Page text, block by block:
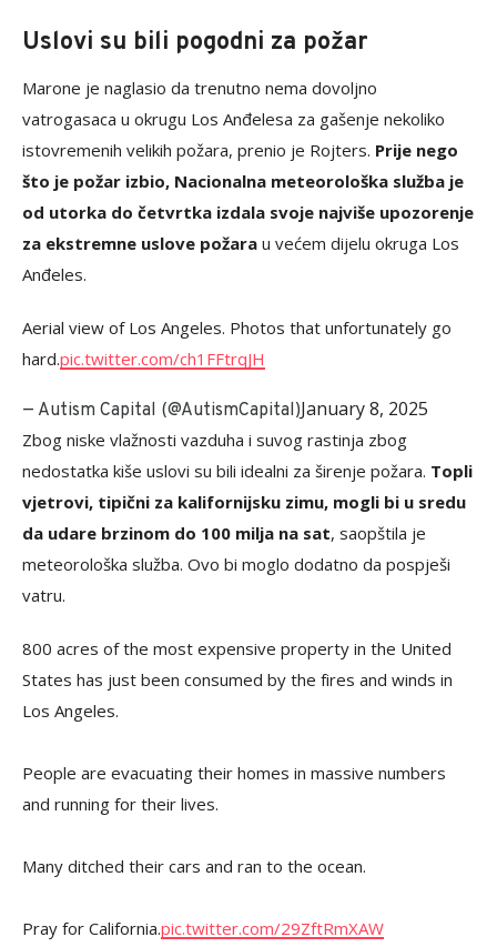
Uslovi su bili pogodni za požar
Marone je naglasio da trenutno nema dovoljno
vatrogasaca u okrugu Los Anđelesa za gašenje nekoliko
istovremenih velikih požara, prenio je Rojters. Prije nego
što je požar izbio, Nacionalna meteorološka služba je
od utorka do četvrtka izdala svoje najviše upozorenje
za ekstremne uslove požara u većem dijelu okruga Los
Anđeles.
Aerial view of Los Angeles. Photos that unfortunately go
hard.pic.twitter.com/ch1FFtrqJH
— Autism Capital (@AutismCapital)January 8, 2025
Zbog niske vlažnosti vazduha i suvog rastinja zbog
nedostatka kiše uslovi su bili idealni za širenje požara. Topli
vjetrovi, tipični za kalifornijsku zimu, mogli bi u sredu
da udare brzinom do 100 milja na sat, saopštila je
meteorološka služba. Ovo bi moglo dodatno da pospješi
vatru.
800 acres of the most expensive property in the United
States has just been consumed by the fires and winds in
Los Angeles.
People are evacuating their homes in massive numbers
and running for their lives.
Many ditched their cars and ran to the ocean.
Pray for California.pic.twitter.com/29ZftRmXAW